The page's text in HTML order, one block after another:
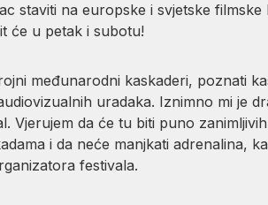
staviti na europske i svjetske
će u petak i subotu!
međunarodni kaskaderi, poznati
uradaka. Iznimno mi je
Vjerujem da će tu biti puno
i da neće manjkati adrenalina,
festivala.